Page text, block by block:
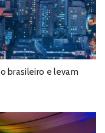
brasileiro e levam